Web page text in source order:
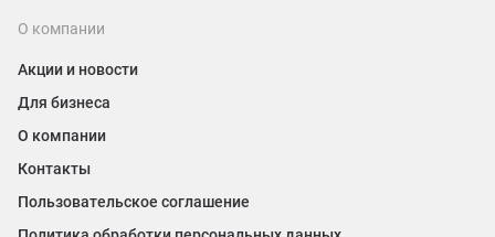
О компании
Акции и новости
Для бизнеса
О компании
Контакты
Пользовательское соглашение